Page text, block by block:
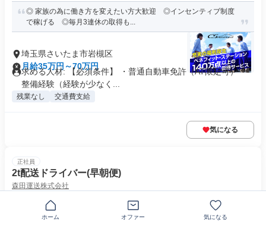
◎ 家族の為に働き方を変えたい方大歓迎 ◎インセンティブ制度
で稼げる ◎毎月3連休の取得も...
埼玉県さいたま市岩槻区
月給35万円～70万円
求める人材: 【必須条件】 ・普通自動車免許（AT限定可） ・
整備経験（経験が少なく...
残業なし 交通費支給
気になる
正社員
2t配送ドライバー(早朝便)
森田運送株式会社
13～14時には帰庫◎軽量物メイン×土日祝休みの配送業務
ホーム オファー 気になる